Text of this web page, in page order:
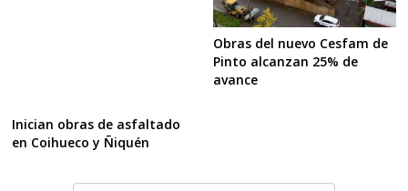
Obras del nuevo Cesfam de
Pinto alcanzan 25% de
avance
Inician obras de asfaltado
en Coihueco y Ñiquén